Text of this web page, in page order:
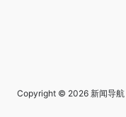
Copyright © 2026 新闻导航